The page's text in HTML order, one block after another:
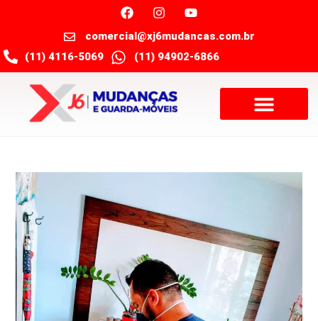
comercial@xj6mudancas.com.br
(11) 4116-5069
(11) 94902-6866